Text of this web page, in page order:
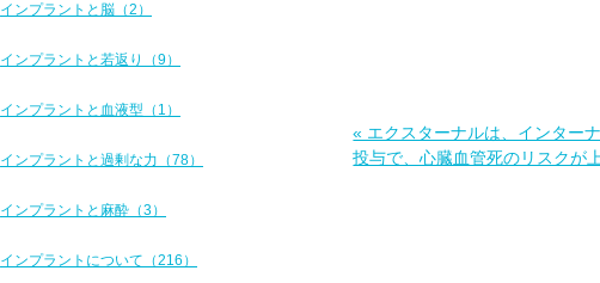
« エクスターナルは、インター
投与で、心臓血管死のリスクが
インプラントと脳（2）
インプラントと若返り（9）
インプラントと血液型（1）
インプラントと過剰な力（78）
インプラントと麻酔（3）
インプラントについて（216）